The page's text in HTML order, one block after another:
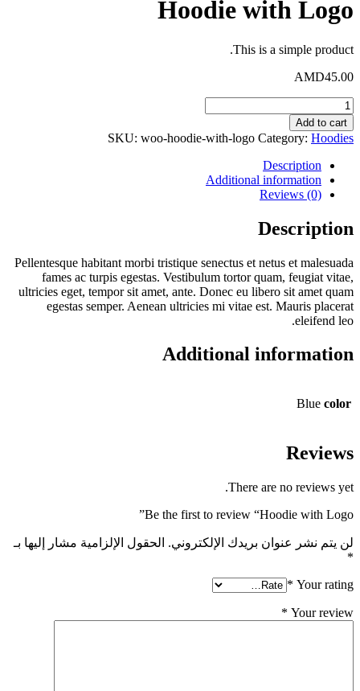
Hoodie with Logo
This is a simple product.
AMD45.00
Hoodie
with
Logo
quantity
Add to cart
SKU: woo-hoodie-with-logo Category: Hoodies
Description
Additional information
Reviews (0)
Description
Pellentesque habitant morbi tristique senectus et netus et malesuada
fames ac turpis egestas. Vestibulum tortor quam, feugiat vitae,
ultricies eget, tempor sit amet, ante. Donec eu libero sit amet quam
egestas semper. Aenean ultricies mi vitae est. Mauris placerat
eleifend leo.
Additional information
color
Blue
Reviews
There are no reviews yet.
Be the first to review “Hoodie with Logo”
لن يتم نشر عنوان بريدك الإلكتروني. الحقول الإلزامية مشار إليها بـ
*
Your rating
*
Your review
*